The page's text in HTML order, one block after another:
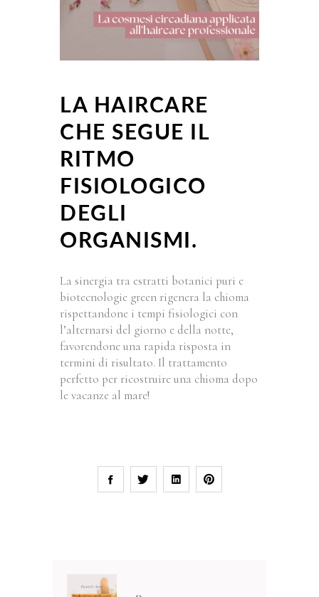
LA HAIRCARE
CHE SEGUE IL
RITMO
FISIOLOGICO
DEGLI
ORGANISMI.
La sinergia tra estratti botanici puri e
biotecnologie green rigenera la chioma
rispettandone i tempi fisiologici con
l’alternarsi del giorno e della notte,
favorendone una rapida risposta in
termini di risultato. Il trattamento
perfetto per ricostruire una chioma dopo
le vacanze al mare!